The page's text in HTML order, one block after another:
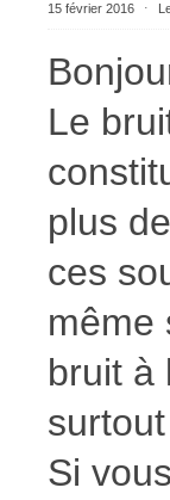
15 février 2016 ⋅
Le
plus
ces
même
bruit à
Si